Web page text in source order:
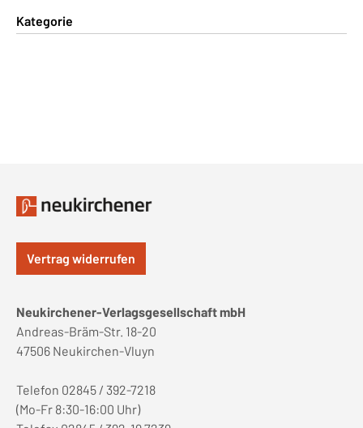
Kategorie
Vertrag widerrufen
Neukirchener-Verlagsgesellschaft mbH
Andreas-Bräm-Str. 18-20
47506 Neukirchen-Vluyn
Telefon 02845 / 392-7218
(Mo-Fr 8:30-16:00 Uhr)